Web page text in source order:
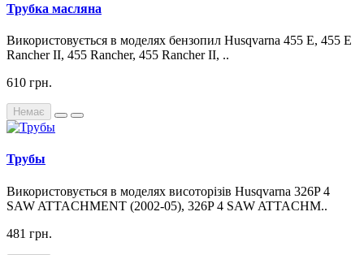
Трубка масляна
Використовується в моделях бензопил Husqvarna 455 E, 455 E
Rancher II, 455 Rancher, 455 Rancher II, ..
610 грн.
Немає
Трубы
Використовується в моделях висоторізів Husqvarna 326P 4
SAW ATTACHMENT (2002-05), 326P 4 SAW ATTACHM..
481 грн.